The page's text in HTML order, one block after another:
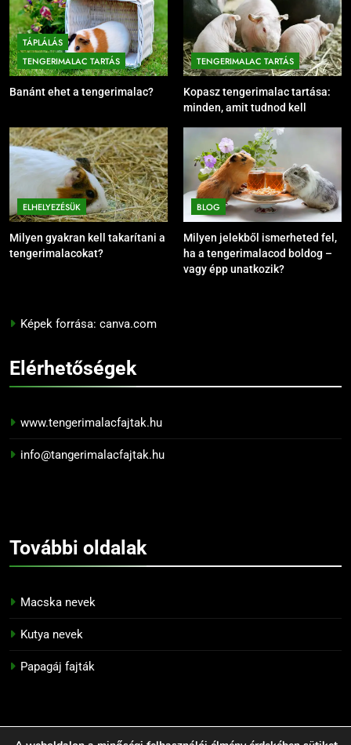
TÁPLÁLÁS
TENGERIMALAC TARTÁS
Banánt ehet a tengerimalac?
TENGERIMALAC TARTÁS
Kopasz tengerimalac tartása:
minden, amit tudnod kell
ELHELYEZÉSÜK
Milyen gyakran kell takarítani a
tengerimalacokat?
BLOG
Milyen jelekből ismerheted fel,
ha a tengerimalacod boldog –
vagy épp unatkozik?
Képek forrása: canva.com
Elérhetőségek
www.tengerimalacfajtak.hu
info@tangerimalacfajtak.hu
További oldalak
Macska nevek
Kutya nevek
Papagáj fajták